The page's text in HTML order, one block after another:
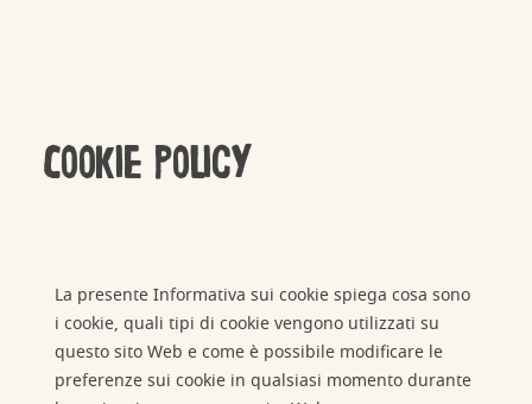
Cookie policy
La presente Informativa sui cookie spiega cosa sono
i cookie, quali tipi di cookie vengono utilizzati su
questo sito Web e come è possibile modificare le
preferenze sui cookie in qualsiasi momento durante